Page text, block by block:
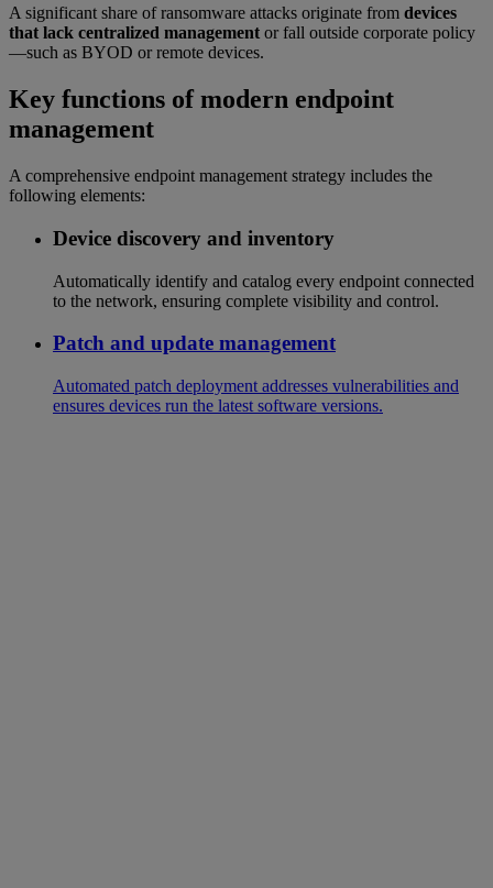
A significant share of ransomware attacks originate from devices
that lack centralized management or fall outside corporate policy
—such as BYOD or remote devices.
Key functions of modern endpoint
management
A comprehensive endpoint management strategy includes the
following elements:
Device discovery and inventory
Automatically identify and catalog every endpoint connected
to the network, ensuring complete visibility and control.
Patch and update management
Automated patch deployment addresses vulnerabilities and
ensures devices run the latest software versions.